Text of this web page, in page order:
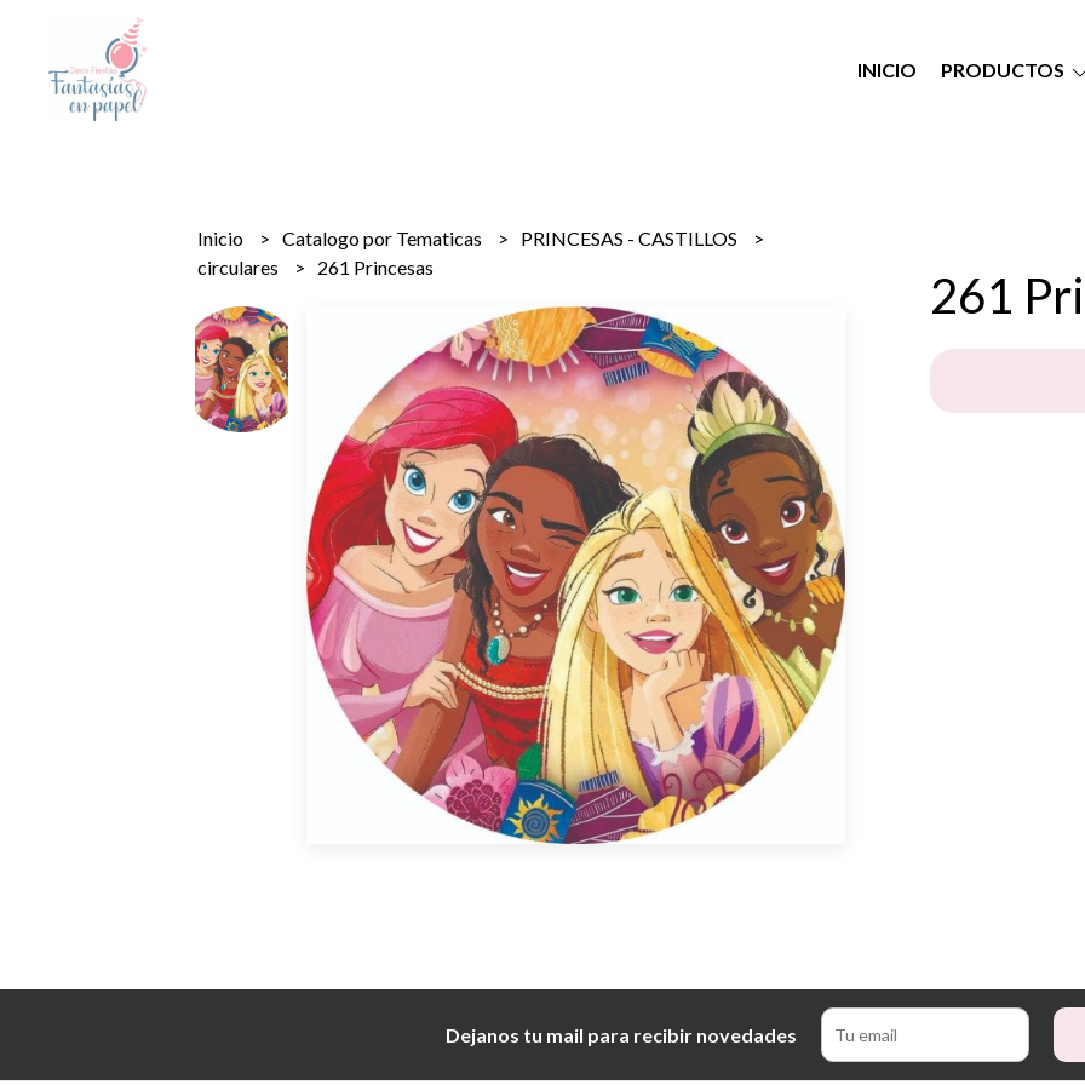
INICIO PRODUCTOS
Inicio Catalogo por Tematicas
PRINCESAS - CASTILLOS
circulares
261 Princesas 261
Dejanos tu mail para recibir novedades